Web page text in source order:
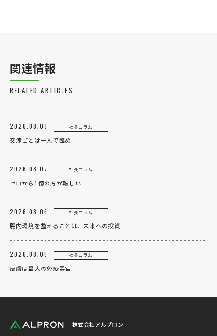
関連情報
RELATED ARTICLES
2026.08.08 社長コラム
交渉ごとは一人で臨め
2026.08.07 社長コラム
ゼロから1億の方が難しい
2026.08.06 社長コラム
腸内環境を整えることは、未来への投資
2026.08.05 社長コラム
皮膚は最大の免疫器官
株式会社アルプロン